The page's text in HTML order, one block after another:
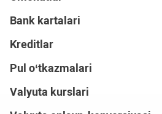
Bank kartalari
Kreditlar
Pul o‘tkazmalari
Valyuta kurslari